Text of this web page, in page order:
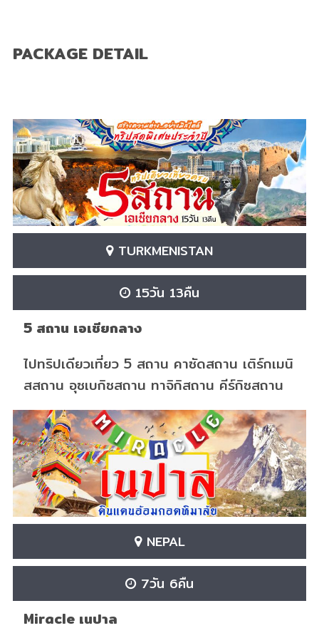
PACKAGE DETAIL
TURKMENISTAN
15วัน 13คืน
5 สถาน เอเชียกลาง
ไปทริปเดียวเที่ยว 5 สถาน คาซัดสถาน เติร์กเมนิ
สสถาน อุซเบกิซสถาน ทาจิกิสถาน คีร์กิซสถาน
NEPAL
7วัน 6คืน
Miracle เนปาล